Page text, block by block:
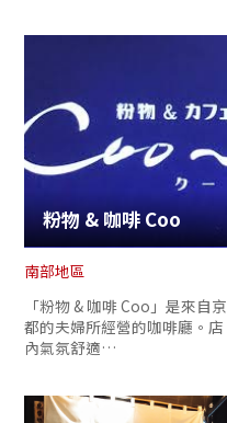
粉物 & 咖啡 Coo
南部地區
「粉物 & 咖啡 Coo」是來自京
都的夫婦所經營的咖啡廳。店
內氣氛舒適…